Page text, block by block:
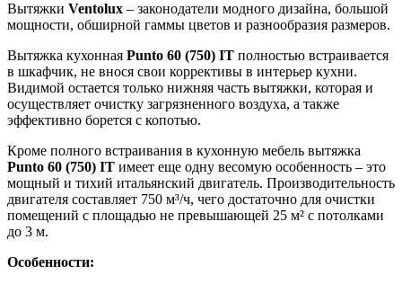
Вытяжки Ventolux – законодатели модного дизайна, большой
мощности, обширной гаммы цветов и разнообразия размеров.
Вытяжка кухонная Punto 60 (750) IT полностью встраивается
в шкафчик, не внося свои коррективы в интерьер кухни.
Видимой остается только нижняя часть вытяжки, которая и
осуществляет очистку загрязненного воздуха, а также
эффективно борется с копотью.
Кроме полного встраивания в кухонную мебель вытяжка
Punto 60 (750) IT имеет еще одну весомую особенность – это
мощный и тихий итальянский двигатель. Производительность
двигателя составляет 750 м³/ч, чего достаточно для очистки
помещений с площадью не превышающей 25 м² с потолками
до 3 м.
Особенности: